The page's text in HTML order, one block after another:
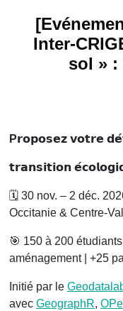
Inter-
sol » :
P𝗿𝗼𝗽𝗼𝘀𝗲𝘇 𝘃𝗼𝘁𝗿𝗲
𝘁𝗿𝗮𝗻𝘀𝗶𝘁𝗶𝗼𝗻
🗓️ 30 nov. – 2 déc.
Occitanie & Centre-
🎯 150 à 200
aménagement | +25
Initié par le
avec GeographR,